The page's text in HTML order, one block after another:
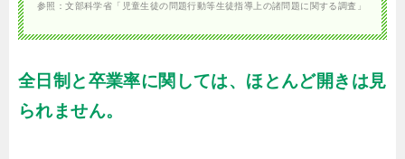
参照：文部科学省「児童生徒の問題行動等生徒指導上の諸問題に関する調査」
全日制と卒業率に関しては、ほとんど開きは見
られません。